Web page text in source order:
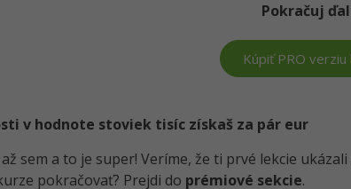
Pokračuj
Kúpiť PRO verziu
v hodnote stoviek tisíc získaš za pár eur
sem a to je super! Veríme, že ti prvé lekcie
pokračovať? Prejdi do prémiové sekcie.